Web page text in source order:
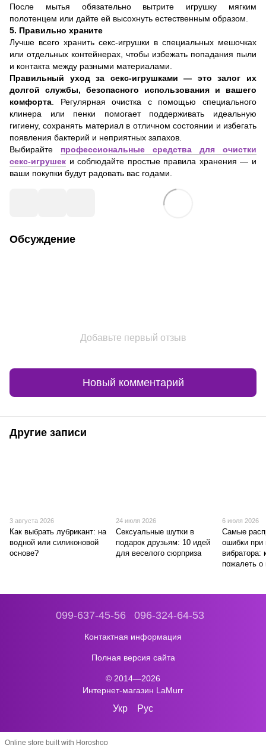
После мытья обязательно вытрите игрушку мягким
полотенцем или дайте ей высохнуть естественным образом.
5. Правильно храните
Лучше всего хранить секс-игрушки в специальных мешочках
или отдельных контейнерах, чтобы избежать попадания пыли
и контакта между разными материалами.
Правильный уход за секс-игрушками — это залог их
долгой службы, безопасного использования и вашего
комфорта . Регулярная очистка с помощью специального
клинера или пенки помогает поддерживать идеальную
гигиену, сохранять материал в отличном состоянии и избегать
появления бактерий и неприятных запахов.
Выбирайте профессиональные средства для очистки
секс-игрушек и соблюдайте простые правила хранения — и
ваши покупки будут радовать вас годами.
Обсуждение
Добавьте первый отзыв
Новый комментарий
Другие записи
3 августа 2026
Как выбрать лубрикант: на
водной или силиконовой
основе?
24 июля 2026
Сексуальные шутки в
подарок друзьям: 10 идей
для веселого сюрприза
6 июля 2026
Самые
ошибки при
вибратора:
пожалеть о
099-637-45-56 096-324-64-53
Контактная информация
Полная версия сайта
© 2014—2026
Интернет-магазин LaMurr
Укр Рус
Online store built with Horoshop